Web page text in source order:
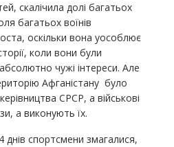
скалічила долі багатьох
багатьох воїнів
оскільки вона уособлює
коли вони були
чужі інтереси. Але
Афганістану було
СРСР, а військові
а виконують їх.
спортсмени змагалися,